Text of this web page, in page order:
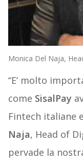
Monica Del Naja,
“E’ molto
come SisalPay
Fintech italiane
Naja, Head of
pervade la